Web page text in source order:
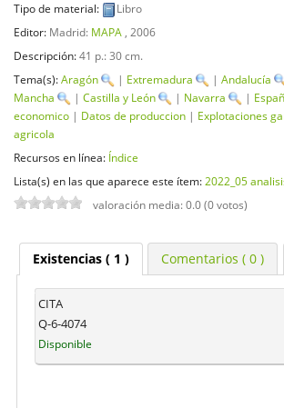
Tipo de material:
Libro
Editor: Madrid: MAPA
, 2006
Descripción:41 p.: 30 cm.
Tema(s):Aragón | Extremadura | Andalucía
Mancha
| Castilla y León | Navarra |
economico | Datos de produccion | Explotaciones
agricola
Recursos en línea: Índice
Lista(s) en las que aparece este ítem: 2022_05
valoración media: 0.0 (0 votos)
Existencias( 1 ) Comentarios ( 0 )
CITA
Q-6-4074
Disponible